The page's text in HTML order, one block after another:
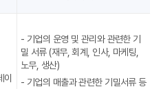
- 기업의 운영 및 관리와 관련한 기
밀 서류 (재무, 회계, 인사, 마케팅,
노무, 생산)
- 기업의 매출과 관련한 기밀서류 등